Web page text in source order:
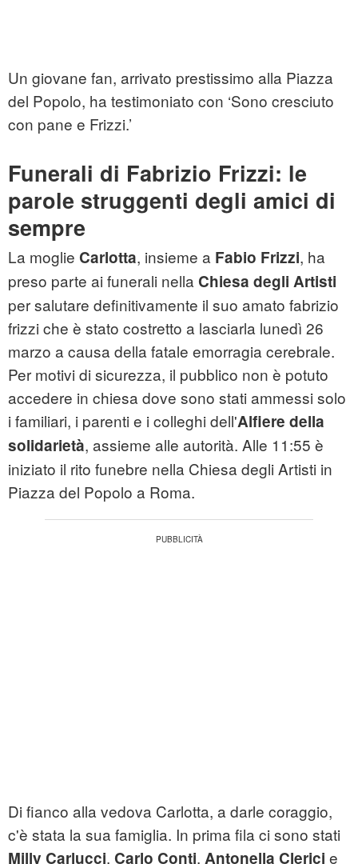
Un giovane fan, arrivato prestissimo alla Piazza
del Popolo, ha testimoniato con ‘Sono cresciuto
con pane e Frizzi.’
Funerali di Fabrizio Frizzi: le
parole struggenti degli amici di
sempre
La moglie Carlotta, insieme a Fabio Frizzi, ha
preso parte ai funerali nella Chiesa degli Artisti
per salutare definitivamente il suo amato fabrizio
frizzi che è stato costretto a lasciarla lunedì 26
marzo a causa della fatale emorragia cerebrale.
Per motivi di sicurezza, il pubblico non è potuto
accedere in chiesa dove sono stati ammessi solo
i familiari, i parenti e i colleghi dell'Alfiere della
solidarietà, assieme alle autorità. Alle 11:55 è
iniziato il rito funebre nella Chiesa degli Artisti in
Piazza del Popolo a Roma.
Di fianco alla vedova Carlotta, a darle coraggio,
c'è stata la sua famiglia. In prima fila ci sono stati
Milly Carlucci, Carlo Conti, Antonella Clerici e